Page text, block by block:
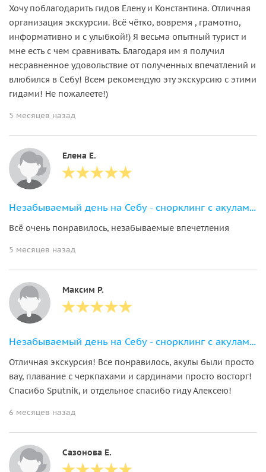
Хочу поблагодарить гидов Елену и Константина. Отличная
организация экскурсии. Всё чётко, вовремя , грамотно,
информативно и с улыбкой!) Я весьма опытный турист и
мне есть с чем сравнивать. Благодаря им я получил
несравненное удовольствие от полученных впечатлений и
влюбился в Себу! Всем рекомендую эту экскурсию с этими
гидами! Не пожалеете!)
5 месяцев назад
Елена Е.
Незабываемый день на Себу - снорклинг с акулами, сардинами и черепахами
Всё очень понравилось, незабываемые впечетления
5 месяцев назад
Максим Р.
Незабываемый день на Себу - снорклинг с акулами, сардинами и черепахами
Отличная экскурсия! Все понравилось, акулы были просто
вау, плавание с черкпахами и сардинами просто восторг!
Спасибо Sputnik, и отдельное спасибо гиду Алексею!
6 месяцев назад
Сазонова Е.